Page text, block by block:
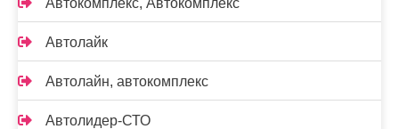
Автолайк
Автолайн, автокомплекс
Автолидер-СТО